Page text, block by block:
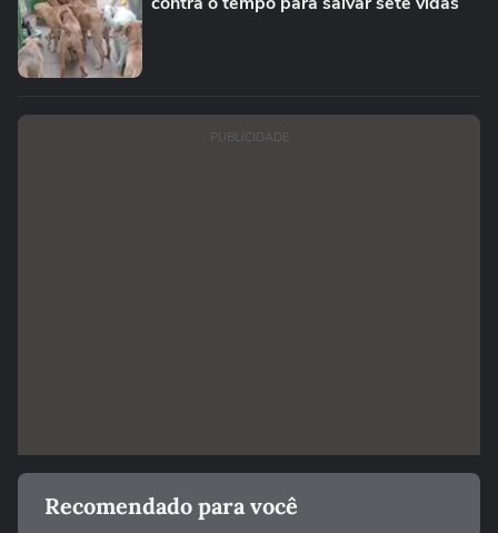
PUBLICIDADE
Recomendado para você